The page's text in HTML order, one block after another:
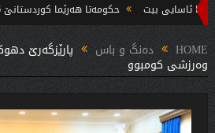
حکومەتا هەرێما کوردستانێ 6 پروژێن کارەبێ ل پارێزگەها دهوکێ هنارتنه‌ قوناغا بجهئینانێ
بریار ده‌رئێخستن
HOME دەنگ و باس پارێزگەرێ
وەرزشی كومبوو